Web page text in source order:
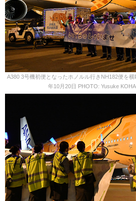
A380 3号機初便となったホノルル行きNH182便を
年10月20日 PHOTO: Yusuke